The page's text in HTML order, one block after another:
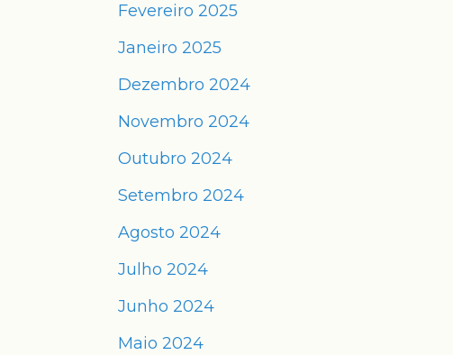
Fevereiro 2025
Janeiro 2025
Dezembro 2024
Novembro 2024
Outubro 2024
Setembro 2024
Agosto 2024
Julho 2024
Junho 2024
Maio 2024